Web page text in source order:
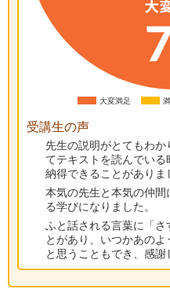
大変満足
受講生の声
先生の説明がとてもわ
てテキストを読んでい
納得できることがありま
本気の先生と本気の仲
る学びになりました。
ふと話される言葉に「さ
とがあり、いつかあの
と思うこともでき、感謝